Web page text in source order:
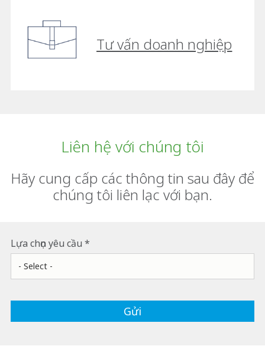
Tư vấn doanh nghiệp
Liên hệ với chúng tôi
Hãy cung cấp các thông tin sau đây để
chúng tôi liên lạc với bạn.
Lựa chọn yêu cầu